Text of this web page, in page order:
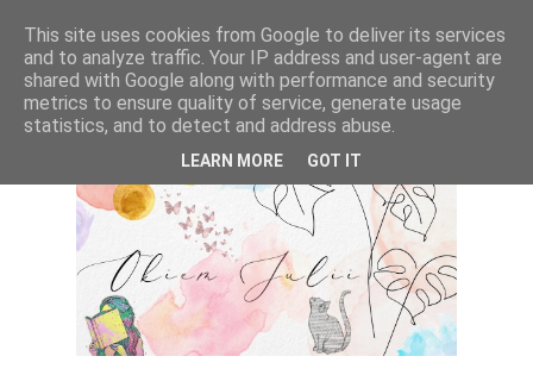
This site uses cookies from Google to deliver its services
and to analyze traffic. Your IP address and user-agent are
shared with Google along with performance and security
metrics to ensure quality of service, generate usage
statistics, and to detect and address abuse.
LEARN MORE GOT IT